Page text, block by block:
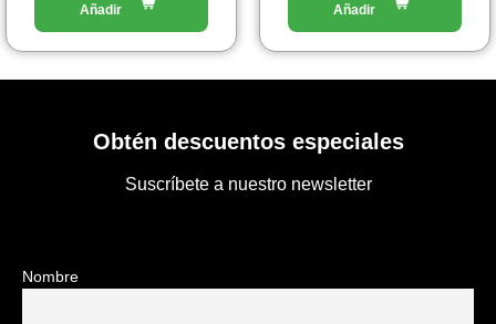
Obtén descuentos especiales
Suscríbete a nuestro newsletter
Nombre